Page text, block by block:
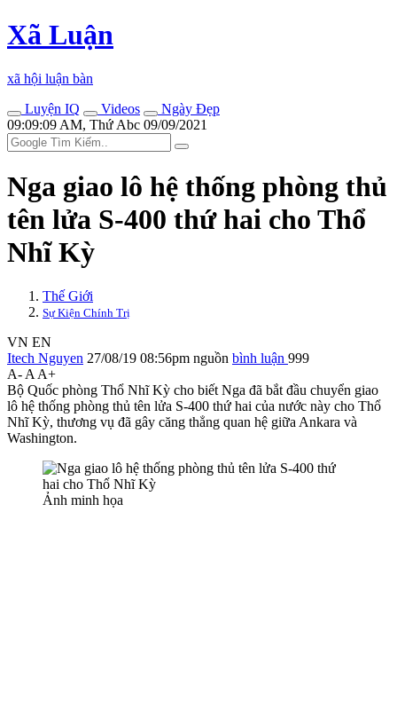
Xã Luận
xã hội luận bàn
Luyện IQ
Videos
Ngày Đẹp
09:09:09 AM, Thứ Abc 09/09/2021
Nga giao lô hệ thống phòng thủ
tên lửa S-400 thứ hai cho Thổ
Nhĩ Kỳ
Thế Giới
Sự Kiện Chính Trị
VN EN
Itech Nguyen 27/08/19 08:56pm nguồn bình luận 999
A- A A+
Bộ Quốc phòng Thổ Nhĩ Kỳ cho biết Nga đã bắt đầu chuyển giao
lô hệ thống phòng thủ tên lửa S-400 thứ hai của nước này cho Thổ
Nhĩ Kỳ, thương vụ đã gây căng thẳng quan hệ giữa Ankara và
Washington.
Ảnh minh họa